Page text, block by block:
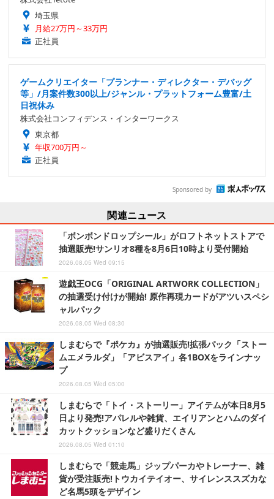
埼玉県
月給27万円～33万円
正社員
ゲームクリエイター「プランナー・ディレクター・デバッグ
等」/月案件数300以上/ジャンル・プラットフォーム豊富/土
日祝休み
株式会社コンフィデンス・インターワークス
東京都
年収700万円～
正社員
Sponsored by
関連ニュース
「ボンボンドロップシール」がロフトネットストアで
抽選販売!サンリオ8種を8月6日10時より受付開始
2026.08.05 Wed 09:15
遊戯王OCG「ORIGINAL ARTWORK COLLECTION」
の抽選受け付けが開始! 原作再現カードがアツいスペシ
ャルパック
2026.08.05 Wed 08:30
しまむらで『ポケカ』が抽選販売!拡張パック「ストー
ムエメラルダ」「アビスアイ」各1BOXをラインナッ
プ
2026.08.05 Wed 05:00
しまむらで「トイ・ストーリー」アイテムが本日8月5
日より発売!アパレルや雑貨、エイリアンとハムのダイ
カットクッションなど盛りだくさん
2026.08.05 Wed 01:10
しまむらで「競走馬」ジップパーカやトレーナー、雑
貨が受注販売!トウカイテイオー、サイレンススズカな
ど名馬5頭をデザイン